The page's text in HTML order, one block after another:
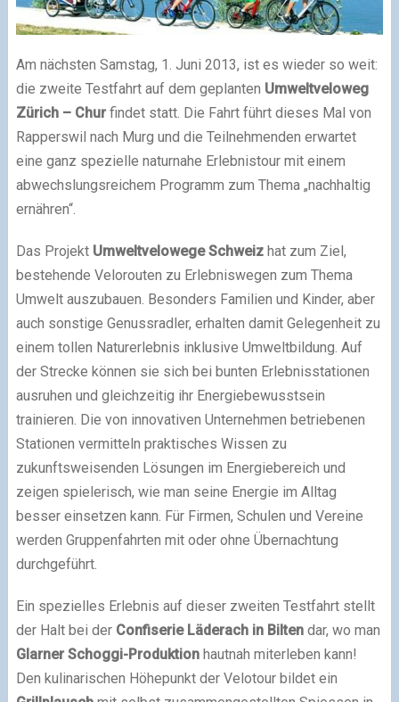
Am nächsten Samstag, 1. Juni 2013, ist es wieder so weit:
die zweite Testfahrt auf dem geplanten Umweltveloweg
Zürich – Churfindet statt. Die Fahrt führt dieses Mal von
Rapperswil nach Murg und die Teilnehmenden erwartet
eine ganz spezielle naturnahe Erlebnistour mit einem
abwechslungsreichem Programm zum Thema „nachhaltig
ernähren“.
Das Projekt Umweltvelowege Schweizhat zum Ziel,
bestehende Velorouten zu Erlebniswegen zum Thema
Umwelt auszubauen. Besonders Familien und Kinder, aber
auch sonstige Genussradler, erhalten damit Gelegenheit zu
einem tollen Naturerlebnis inklusive Umweltbildung. Auf
der Strecke können sie sich bei bunten Erlebnisstationen
ausruhen und gleichzeitig ihr Energiebewusstsein
trainieren. Die von innovativen Unternehmen betriebenen
Stationen vermitteln praktisches Wissen zu
zukunftsweisenden Lösungen im Energiebereich und
zeigen spielerisch, wie man seine Energie im Alltag
besser einsetzen kann. Für Firmen, Schulen und Vereine
werden Gruppenfahrten mit oder ohne Übernachtung
durchgeführt.
Ein spezielles Erlebnis auf dieser zweiten Testfahrt stellt
der Halt bei der Confiserie Läderach in Biltendar, wo man
Glarner Schoggi-Produktionhautnah miterleben kann!
Den kulinarischen Höhepunkt der Velotour bildet ein